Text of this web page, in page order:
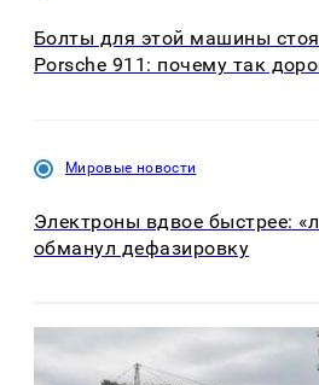
Болты для этой машины
Porsche 911: почему так
Мировые новости
Электроны вдвое быстрее:
обманул дефазировку